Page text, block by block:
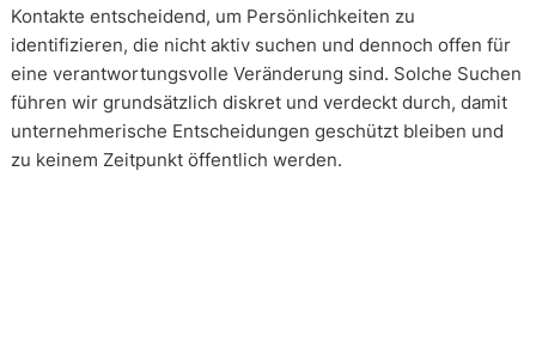
Kontakte entscheidend, um Persönlichkeiten zu
identifizieren, die nicht aktiv suchen und dennoch offen für
eine verantwortungsvolle Veränderung sind. Solche Suchen
führen wir grundsätzlich diskret und verdeckt durch, damit
unternehmerische Entscheidungen geschützt bleiben und
zu keinem Zeitpunkt öffentlich werden.